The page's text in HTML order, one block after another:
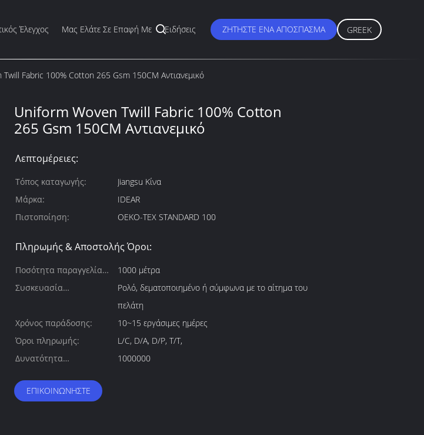
Έλεγχος Μας Ελάτε Σε Επαφή Με Ειδήσεις ΖΗΤΉΣΤΕ ΈΝΑ ΑΠΌΣΠΑΣΜΑ GREEK
Fabric 100% Cotton 265 Gsm 150CM Αντιανεμικό
Uniform Woven Twill Fabric 100% Cotton
265 Gsm 150CM Αντιανεμικό
Λεπτομέρειες:
Τόπος καταγωγής:
Jiangsu Κίνα
Μάρκα:
IDEAR
Πιστοποίηση:
OEKO-TEX STANDARD 100
Πληρωμής & Αποστολής Όροι:
Ποσότητα παραγγελίας
min:
1000 μέτρα
Συσκευασία
Ρολό, δεματοποιημένο ή σύμφωνα με το αίτημα του
πελάτη
Χρόνος παράδοσης:
10~15 εργάσιμες ημέρες
Όροι πληρωμής:
L/C, D/A, D/P, T/T,
Δυνατότητα
1000000
ΕΠΙΚΟΙΝΩΝΉΣΤΕ